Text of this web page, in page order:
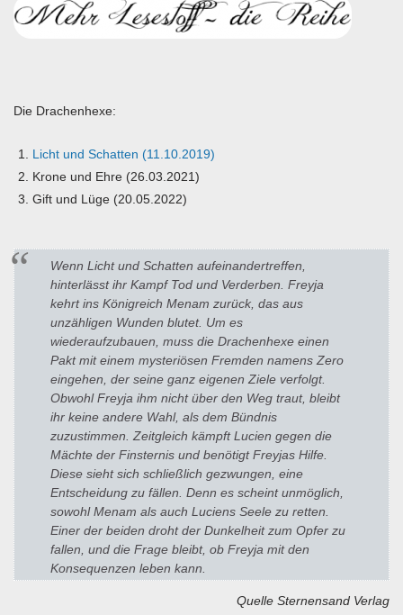
Die Drachenhexe:
Licht und Schatten (11.10.2019)
Krone und Ehre (26.03.2021)
Gift und Lüge (20.05.2022)
Wenn Licht und Schatten aufeinandertreffen,
hinterlässt ihr Kampf Tod und Verderben. Freyja
kehrt ins Königreich Menam zurück, das aus
unzähligen Wunden blutet. Um es
wiederaufzubauen, muss die Drachenhexe einen
Pakt mit einem mysteriösen Fremden namens Zero
eingehen, der seine ganz eigenen Ziele verfolgt.
Obwohl Freyja ihm nicht über den Weg traut, bleibt
ihr keine andere Wahl, als dem Bündnis
zuzustimmen. Zeitgleich kämpft Lucien gegen die
Mächte der Finsternis und benötigt Freyjas Hilfe.
Diese sieht sich schließlich gezwungen, eine
Entscheidung zu fällen. Denn es scheint unmöglich,
sowohl Menam als auch Luciens Seele zu retten.
Einer der beiden droht der Dunkelheit zum Opfer zu
fallen, und die Frage bleibt, ob Freyja mit den
Konsequenzen leben kann.
Quelle Sternensand Verlag